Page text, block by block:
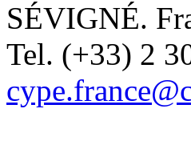
SÉVIGNÉ.
Tel. (+33) 2